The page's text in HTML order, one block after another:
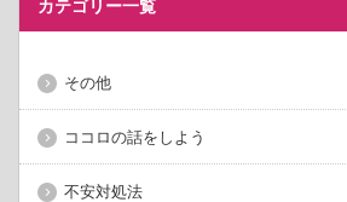
カテゴリー一覧
その他
ココロの話をしよう
不安対処法